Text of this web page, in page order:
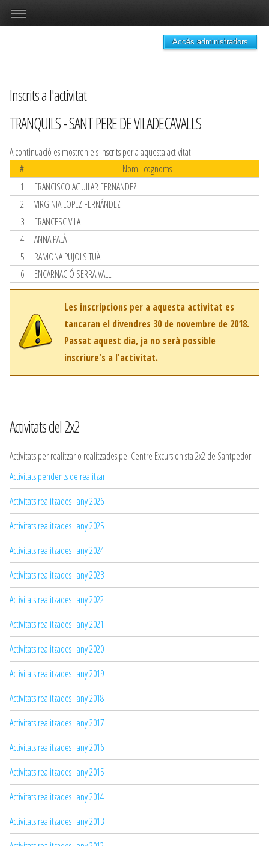
Accés administradors
Inscrits a l'activitat
TRANQUILS - SANT PERE DE VILADECAVALLS
A continuació es mostren els inscrits per a aquesta activitat.
#
Nom i cognoms
1
FRANCISCO AGUILAR FERNANDEZ
2
VIRGINIA LOPEZ FERNÁNDEZ
3
FRANCESC VILA
4
ANNA PALÀ
5
RAMONA PUJOLS TUÀ
6
ENCARNACIÓ SERRA VALL
Les inscripcions per a aquesta activitat es
tancaran el divendres 30 de novembre de 2018.
Passat aquest dia, ja no serà possible
inscriure's a l'activitat.
Activitats del 2x2
Activitats per realitzar o realitzades pel Centre Excursionista 2x2 de Santpedor.
Activitats pendents de realitzar
Activitats realitzades l'any 2026
Activitats realitzades l'any 2025
Activitats realitzades l'any 2024
Activitats realitzades l'any 2023
Activitats realitzades l'any 2022
Activitats realitzades l'any 2021
Activitats realitzades l'any 2020
Activitats realitzades l'any 2019
Activitats realitzades l'any 2018
Activitats realitzades l'any 2017
Activitats realitzades l'any 2016
Activitats realitzades l'any 2015
Activitats realitzades l'any 2014
Activitats realitzades l'any 2013